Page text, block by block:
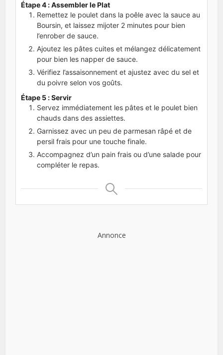
Étape 4 : Assembler le Plat
Remettez le poulet dans la poêle avec la sauce au
Boursin, et laissez mijoter 2 minutes pour bien
l’enrober de sauce.
Ajoutez les pâtes cuites et mélangez délicatement
pour bien les napper de sauce.
Vérifiez l’assaisonnement et ajustez avec du sel et
du poivre selon vos goûts.
Étape 5 : Servir
Servez immédiatement les pâtes et le poulet bien
chauds dans des assiettes.
Garnissez avec un peu de parmesan râpé et de
persil frais pour une touche finale.
Accompagnez d’un pain frais ou d’une salade pour
compléter le repas.
Annonce